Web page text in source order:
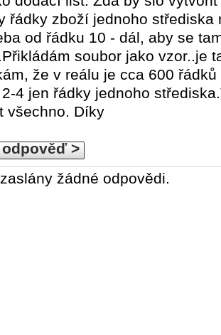
řádky zboží jednoho
od řádku 10 - dál, aby se
soubor jako vzor..je
že v reálu je cca 600
4 jen řádky jednoho
všechno. Díky
>
žádné odpovědi.